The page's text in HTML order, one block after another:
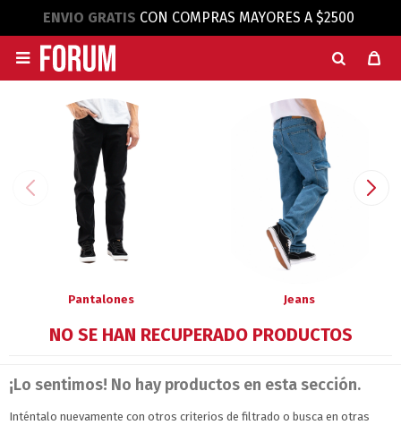
ENVIO GRATIS CON COMPRAS MAYORES A $2500

Pantalones Jeans
NO SE HAN RECUPERADO PRODUCTOS
¡Lo sentimos! No hay productos en esta sección.
Inténtalo nuevamente con otros criterios de filtrado o busca en otras